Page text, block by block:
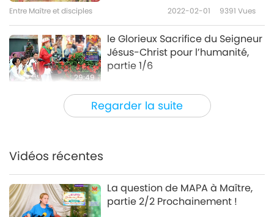
Regarder la suite
Entre Maître et disciples 2022-02-01 9391 Vues
29:49
le Glorieux Sacrifice du Seigneur
Jésus-Christ pour l’humanité,
partie 1/6
Entre Maître et disciples 2022-01-26
38:07
Roi pour un an, partie 1/9
Vidéos récentes
La question de MAPA à Maître,
partie 2/2 Prochainement !